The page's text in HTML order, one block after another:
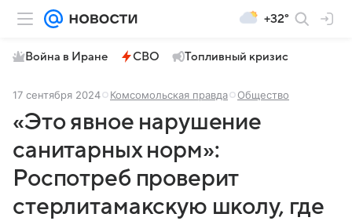
+32°
Война в Иране СВО Топливный кризис
17 сентября 2024 Комсомольская правда Общество
«Это явное нарушение
санитарных норм»:
Роспотреб проверит
стерлитамакскую школу, где